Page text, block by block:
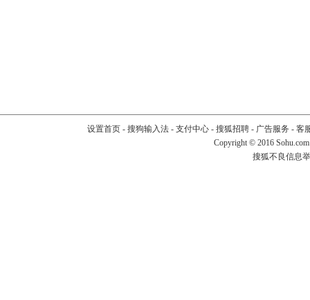
设置首页- 搜狗输入法- 支付中心- 搜狐招聘- 广告服务 - 客
Copyright © 2016
搜狐不良信息